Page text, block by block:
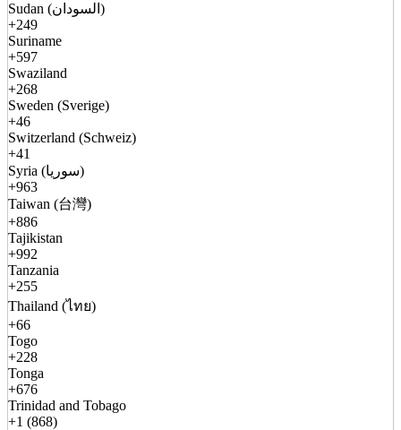
Sudan (السودان)
+249
Suriname
+597
Swaziland
+268
Sweden (Sverige)
+46
Switzerland (Schweiz)
+41
Syria (سوريا)
+963
Taiwan (台灣)
+886
Tajikistan
+992
Tanzania
+255
Thailand (ไทย)
+66
Togo
+228
Tonga
+676
Trinidad and Tobago
+1 (868)